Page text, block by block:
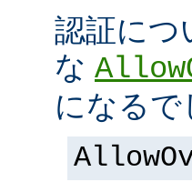
認証につ
な
になるで